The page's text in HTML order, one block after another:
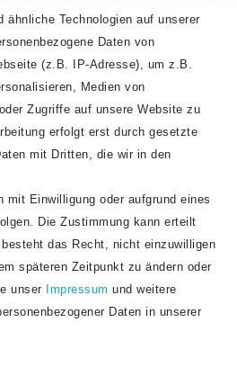
dieDaten­schutz­erklärunggelesen habe. Meine
ähnliche Technologien auf unserer
Daten von
(z.B. IP-Adresse), um z.B.
Medien von
Zugriffe auf unsere Website zu
erfolgt erst durch gesetzte
mit Dritten, die wir in den
mit Einwilligung oder aufgrund eines
Die Zustimmung kann erteilt
das Recht, nicht einzuwilligen
späteren Zeitpunkt zu ändern oder
unser
Impressum und weitere
Daten in unserer